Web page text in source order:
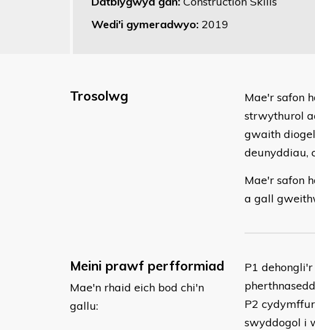
Wedi'i gymeradwyo: 2019
Trosolwg
Mae'r safon
strwythurol
gwaith
deunyddiau,
Mae'r safon
a gall
Meini prawf perfformiad
Mae'n rhaid eich bod chi'n
gallu:
P1
pherthnasedd
P2
swyddogol i